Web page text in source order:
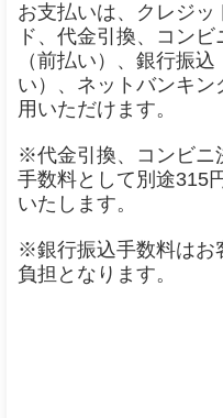
お支払いは、クレジッ
ド、代金引換、コンビ
（前払い）、銀行振込
い）、ネットバンキン
用いただけます。
※代金引換、コンビニ
手数料として別途315
いたします。
※銀行振込手数料はお
負担となります。